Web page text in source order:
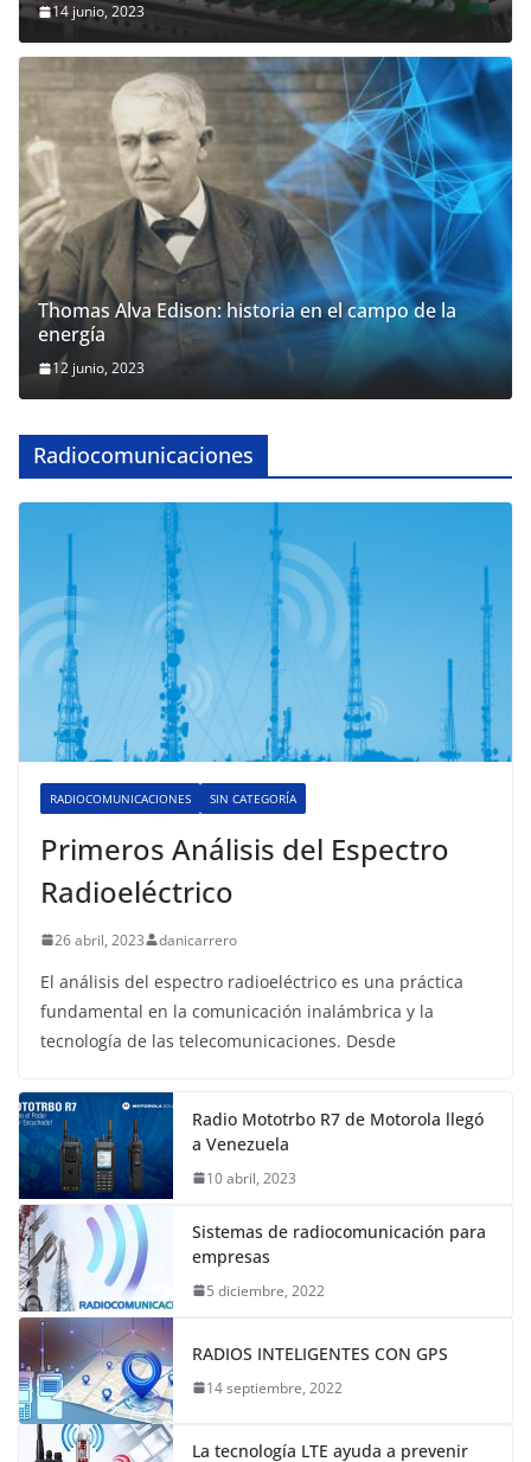
14 junio, 2023
Thomas Alva Edison: historia en el campo de la
energía
12 junio, 2023
Radiocomunicaciones
RADIOCOMUNICACIONES SIN CATEGORÍA
Primeros Análisis del Espectro
Radioeléctrico
26 abril, 2023 danicarrero
El análisis del espectro radioeléctrico es una práctica
fundamental en la comunicación inalámbrica y la
tecnología de las telecomunicaciones. Desde
Radio Mototrbo R7 de Motorola llegó
a Venezuela
10 abril, 2023
Sistemas de radiocomunicación para
empresas
5 diciembre, 2022
RADIOS INTELIGENTES CON GPS
14 septiembre, 2022
La tecnología LTE ayuda a prevenir